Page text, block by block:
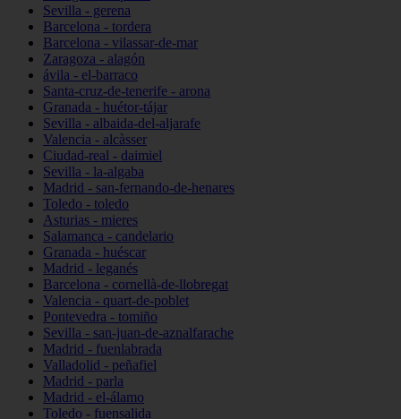
Sevilla - gerena
Barcelona - tordera
Barcelona - vilassar-de-mar
Zaragoza - alagón
ávila - el-barraco
Santa-cruz-de-tenerife - arona
Granada - huétor-tájar
Sevilla - albaida-del-aljarafe
Valencia - alcàsser
Ciudad-real - daimiel
Sevilla - la-algaba
Madrid - san-fernando-de-henares
Toledo - toledo
Asturias - mieres
Salamanca - candelario
Granada - huéscar
Madrid - leganés
Barcelona - cornellà-de-llobregat
Valencia - quart-de-poblet
Pontevedra - tomiño
Sevilla - san-juan-de-aznalfarache
Madrid - fuenlabrada
Valladolid - peñafiel
Madrid - parla
Madrid - el-álamo
Toledo - fuensalida